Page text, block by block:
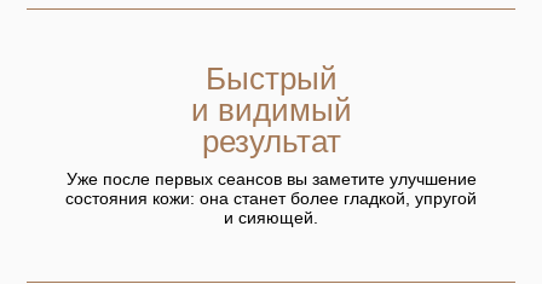
Быстрый
и видимый
результат
Уже после первых сеансов вы заметите улучшение
состояния кожи: она станет более гладкой, упругой
и сияющей.